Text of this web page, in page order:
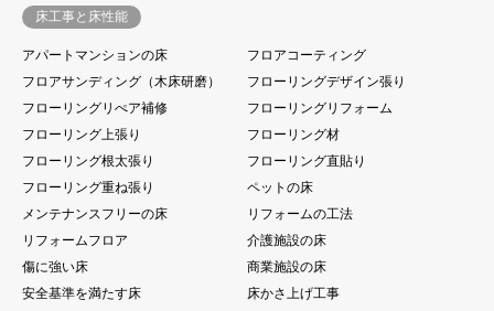
床工事と床性能
アパートマンションの床
フロアコーティング
フロアサンディング（木床研磨）
フローリングデザイン張り
フローリングリぺア補修
フローリングリフォーム
フローリング上張り
フローリング材
フローリング根太張り
フローリング直貼り
フローリング重ね張り
ペットの床
メンテナンスフリーの床
リフォームの工法
リフォームフロア
介護施設の床
傷に強い床
商業施設の床
安全基準を満たす床
床かさ上げ工事